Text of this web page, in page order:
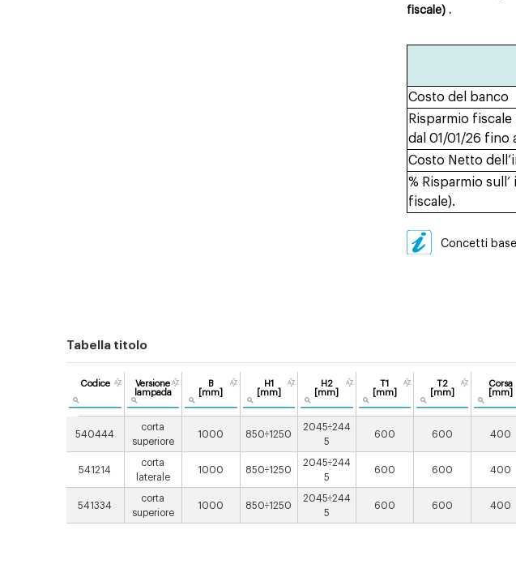
fiscale) .
Costo del banco
Risparmio
dal 01/01/26 fino
Costo Netto
% Risparmio
fiscale).
Concetti
Tabella titolo
Codice
Versione
lampada
B
[mm]
H1
[mm]
H2
[mm]
T1
[mm]
T2
[mm]
Corsa
[mm]
540444
corta
superiore
1000 850÷1250
2045÷244
5
600 600 400
541214
corta
laterale
1000 850÷1250
2045÷244
5
600 600 400
541334
corta
superiore
1000 850÷1250
2045÷244
5
600 600 400